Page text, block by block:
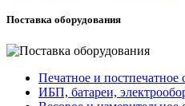
Поставка оборудования
Печатное и постпечатное
ИБП, батареи,